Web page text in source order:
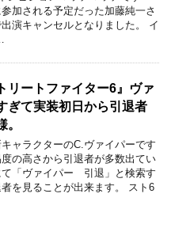
加される予定だった加藤純一さ
演キャンセルとなりました。 イ
リートファイター6』ヴァ
ぎて実装初日から引退者
ャラクターのC.ヴァイパーです
の高さから引退者が多数出てい
て「ヴァイパー 引退」と検索す
を見ることが出来ます。 スト6